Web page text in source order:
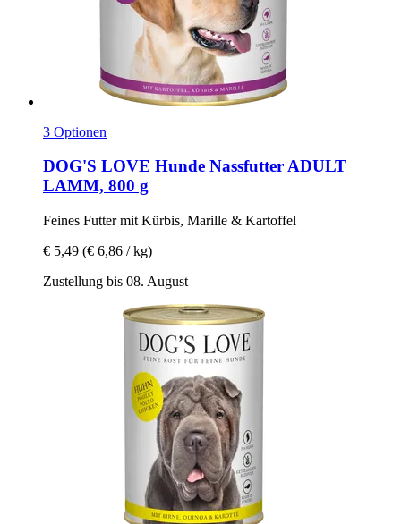
3 Optionen
DOG'S LOVE Hunde Nassfutter ADULT
LAMM, 800 g
Feines Futter mit Kürbis, Marille & Kartoffel
€ 5,49 (€ 6,86 / kg)
Zustellung bis 08. August